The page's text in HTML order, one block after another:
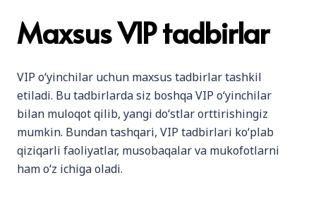
Maxsus VIP tadbirlar
VIP o‘yinchilar uchun maxsus tadbirlar tashkil
etiladi. Bu tadbirlarda siz boshqa VIP o‘yinchilar
bilan muloqot qilib, yangi do‘stlar orttirishingiz
mumkin. Bundan tashqari, VIP tadbirlari ko‘plab
qiziqarli faoliyatlar, musobaqalar va mukofotlarni
ham o‘z ichiga oladi.